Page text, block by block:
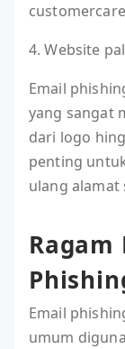
4. Website
Email
yang sangat
dari logo
penting
ulang alamat
Ragam
Email
umum